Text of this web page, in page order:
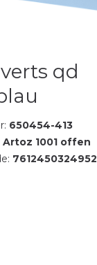
qd
650454-413
Artoz 1001 offen
7612450324952